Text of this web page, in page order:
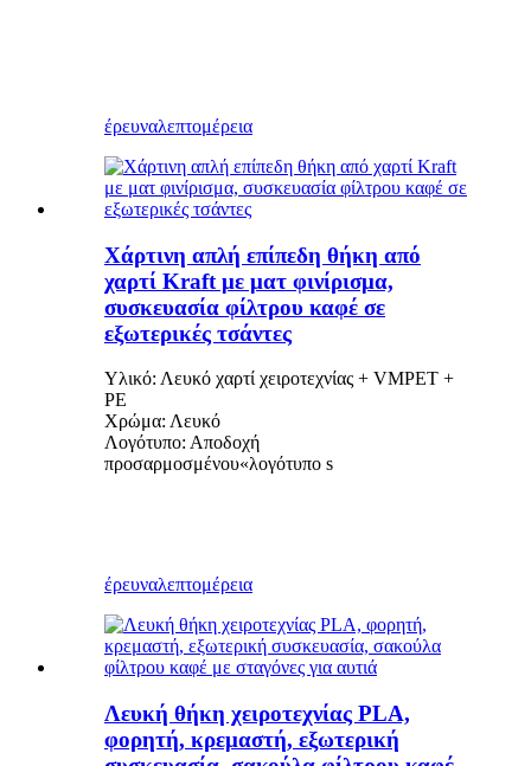
έρευναλεπτομέρεια
Χάρτινη απλή επίπεδη θήκη από
χαρτί Kraft με ματ φινίρισμα,
συσκευασία φίλτρου καφέ σε
εξωτερικές τσάντες
Υλικό: Λευκό χαρτί χειροτεχνίας + VMPET +
PE
Χρώμα: Λευκό
Λογότυπο: Αποδοχή
προσαρμοσμένου«λογότυπο s
έρευναλεπτομέρεια
Λευκή θήκη χειροτεχνίας PLA,
φορητή, κρεμαστή, εξωτερική